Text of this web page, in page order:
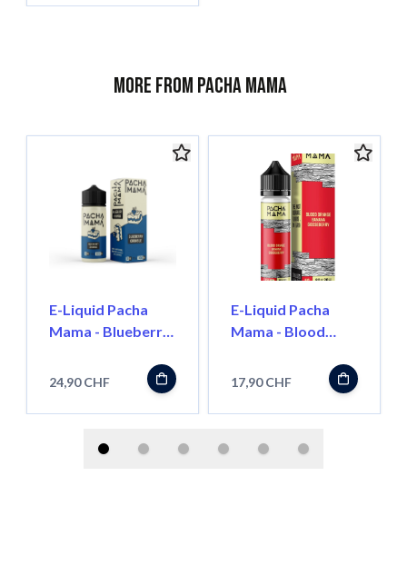
More from Pacha Mama
E-Liquid Pacha
Mama - Blueberry
24,90 CHF
E-Liquid Pacha
Mama - Blood
Gooseberry - 50ml
17,90 CHF